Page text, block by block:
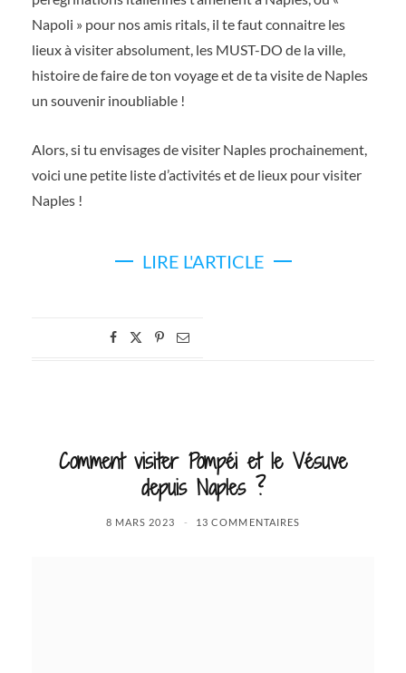
Napoli » pour nos amis ritals, il te faut connaitre les
lieux à visiter absolument, les MUST-DO de la ville,
histoire de faire de ton voyage et de ta visite de Naples
un souvenir inoubliable !
Alors, si tu envisages de visiter Naples prochainement,
voici une petite liste d’activités et de lieux pour visiter
Naples !
LIRE L'ARTICLE
Comment visiter Pompéi et le Vésuve
depuis Naples ?
8 MARS 2023 13 COMMENTAIRES